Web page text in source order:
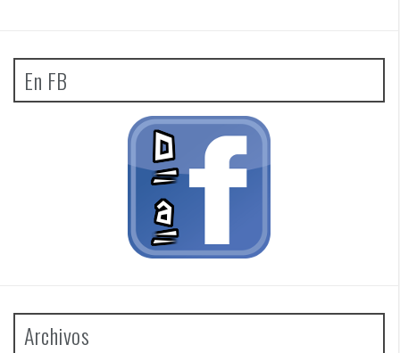
En FB
Archivos